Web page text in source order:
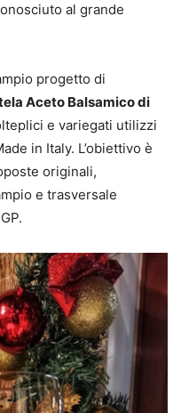
al grande
progetto di
Aceto Balsamico di
e variegati utilizzi
in Italy. L’obiettivo è
originali,
e trasversale